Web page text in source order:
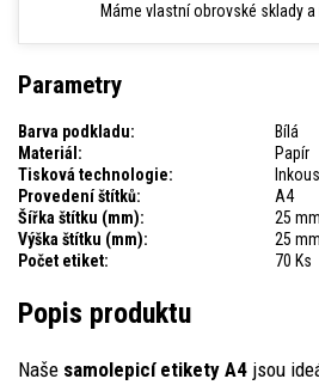
Máme vlastní obrovské sklady
Parametry
Barva podkladu:
Bílá
Materiál:
Papír
Tisková technologie:
Provedení štítků:
A4
Šířka štítku (mm):
25 mm
Výška štítku (mm):
25 mm
Počet etiket:
70 Ks
Popis produktu
Naše samolepicí etikety A4 jsou